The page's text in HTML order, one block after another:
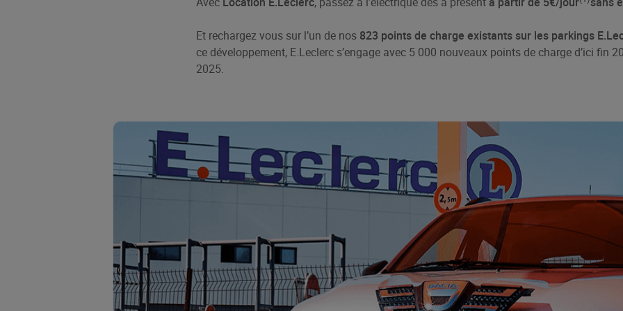
Et rechargez vous sur l’un de nos 823 points de charge existants sur les parkings
ce développement, E.Leclerc s’engage avec 5 000 nouveaux points de charge d’ici fin
2025.